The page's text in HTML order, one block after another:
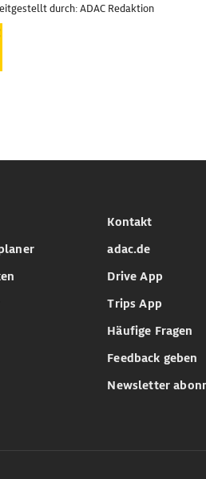
durch: ADAC Redaktion
Kontakt
adac.de
Drive App
Trips App
Häufige Fragen
Feedback geben
Newsletter